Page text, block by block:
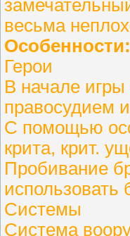
весьма
Особенности:
Герои
В начале
правосудием
С помощью
крита, крит.
Пробивание
использовать
Системы
Система